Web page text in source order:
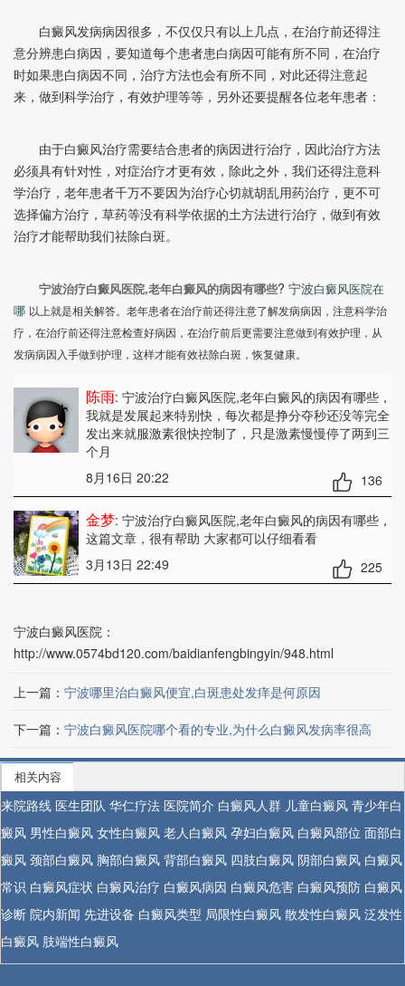
白癜风发病病因很多，不仅仅只有以上几点，在治疗前还得注
意分辨患白病因，要知道每个患者患白病因可能有所不同，在治疗
时如果患白病因不同，治疗方法也会有所不同，对此还得注意起
来，做到科学治疗，有效护理等等，另外还要提醒各位老年患者：
由于白癜风治疗需要结合患者的病因进行治疗，因此治疗方法
必须具有针对性，对症治疗才更有效，除此之外，我们还得注意科
学治疗，老年患者千万不要因为治疗心切就胡乱用药治疗，更不可
选择偏方治疗，草药等没有科学依据的土方法进行治疗，做到有效
治疗才能帮助我们祛除白斑。
宁波治疗白癜风医院,老年白癜风的病因有哪些? 宁波白癜风医院在
哪 以上就是相关解答。老年患者在治疗前还得注意了解发病病因，注意科学治
疗，在治疗前还得注意检查好病因，在治疗前后更需要注意做到有效护理，从
发病病因入手做到护理，这样才能有效祛除白斑，恢复健康。
陈雨: 宁波治疗白癜风医院,老年白癜风的病因有哪些，
我就是发展起来特别快，每次都是挣分夺秒还没等完全
发出来就服激素很快控制了，只是激素慢慢停了两到三
个月
8月16日 20:22
136
金梦: 宁波治疗白癜风医院,老年白癜风的病因有哪些，
这篇文章，很有帮助 大家都可以仔细看看
3月13日 22:49
225
宁波白癜风医院：
http://www.0574bd120.com/baidianfengbingyin/948.html
上一篇： 宁波哪里治白癜风便宜,白斑患处发痒是何原因
下一篇： 宁波白癜风医院哪个看的专业,为什么白癜风发病率很高
相关内容
来院路线 医生团队 华仁疗法 医院简介 白癜风人群 儿童白癜风 青少年白
癜风 男性白癜风 女性白癜风 老人白癜风 孕妇白癜风 白癜风部位 面部白
癜风 颈部白癜风 胸部白癜风 背部白癜风 四肢白癜风 阴部白癜风 白癜风
常识 白癜风症状 白癜风治疗 白癜风病因 白癜风危害 白癜风预防 白癜风
诊断 院内新闻 先进设备 白癜风类型 局限性白癜风 散发性白癜风 泛发性
白癜风 肢端性白癜风